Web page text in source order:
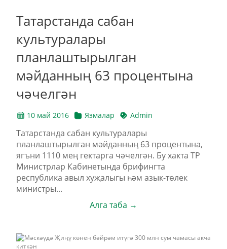
Татарстанда сабан
культуралары
планлаштырылган
мәйданның 63 процентына
чәчелгән
10 май 2016 Язмалар Admin
Татарстанда сабан культуралары
планлаштырылган мәйданның 63 процентына,
ягъни 1110 мең гектарга чәчелгән. Бу хакта ТР
Министрлар Кабинетында брифингта
республика авыл хуҗалыгы һәм азык-төлек
министры...
Алга таба →